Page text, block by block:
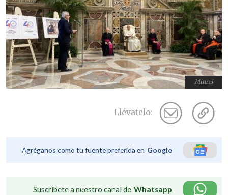
Minrel
Llévatelo:
Agréganos como tu fuente preferida en Google
Suscríbete a nuestro canal de Whatsapp